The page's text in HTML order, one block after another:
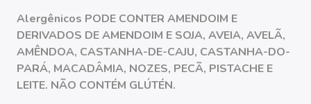
Alergênicos PODE CONTER AMENDOIM E
DERIVADOS DE AMENDOIM E SOJA, AVEIA, AVELÃ,
AMÊNDOA, CASTANHA-DE-CAJU, CASTANHA-DO-
PARÁ, MACADÂMIA, NOZES, PECÃ, PISTACHE E
LEITE. NÃO CONTÉM GLÚTÉN.